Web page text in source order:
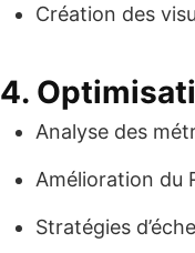
Création des
4.
Analyse des
Amélioration du
Stratégies